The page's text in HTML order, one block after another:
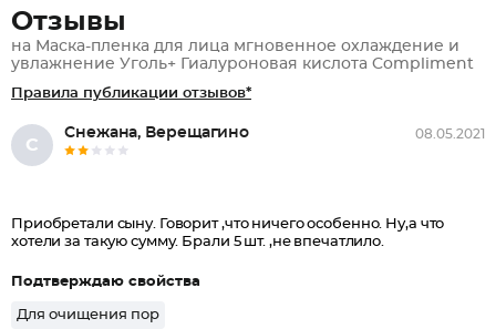
Отзывы
на Маска-пленка для лица мгновенное охлаждение и
увлажнение Уголь+ Гиалуроновая кислота Compliment
Правила публикации отзывов*
С
Снежана, Верещагино 08.05.2021
Приобретали сыну. Говорит ,что ничего особенно. Ну,а что
хотели за такую сумму. Брали 5 шт. ,не впечатлило.
Подтверждаю свойства
Для очищения пор